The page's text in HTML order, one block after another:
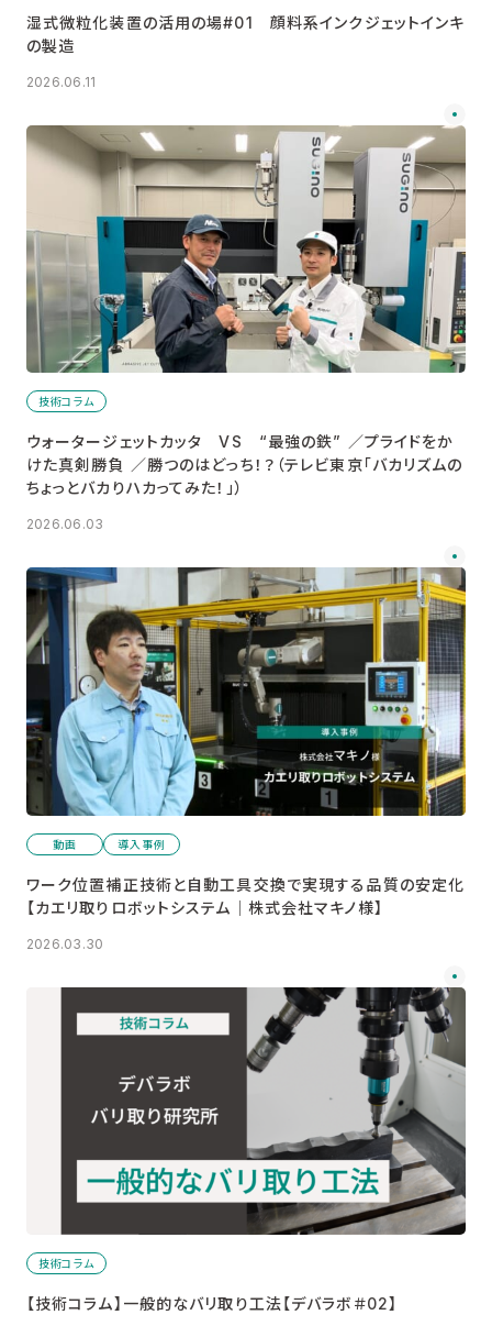
湿式微粒化装置の活用の場#01 顔料系インクジェットインキ
の製造
2026.06.11
技術コラム
ウォータージェットカッタ VS “最強の鉄” ／プライドをか
けた真剣勝負 ／勝つのはどっち！？（テレビ東京「バカリズムの
ちょっとバカりハカってみた！」）
2026.06.03
動画 導入事例
ワーク位置補正技術と自動工具交換で実現する品質の安定化
【カエリ取りロボットシステム│株式会社マキノ様】
2026.03.30
技術コラム
【技術コラム】一般的なバリ取り工法【デバラボ＃02】